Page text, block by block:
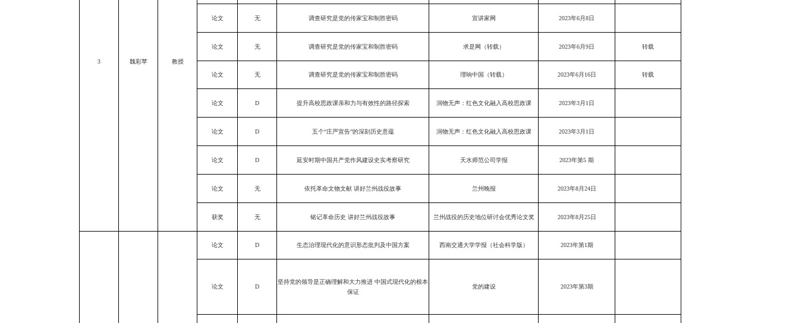
3 魏彩苹 教授
论文 无 调查研究是党的传家宝和制胜密码 宣讲家网 2023年6月8日
论文 无 调查研究是党的传家宝和制胜密码 求是网（转载） 2023年6月9日 转载
论文 无 调查研究是党的传家宝和制胜密码 理响中国（转载） 2023年6月16日 转载
论文 D 提升高校思政课亲和力与有效性的路径探索 润物无声：红色文化融入高校思政课 2023年3月1日
论文 D 五个“庄严宣告”的深刻历史意蕴 润物无声：红色文化融入高校思政课 2023年3月1日
论文 D 延安时期中国共产党作风建设史实考察研究 天水师范公司学报 2023年第5 期
论文 无 依托革命文物文献 讲好兰州战役故事 兰州晚报 2023年8月24日
获奖 无 铭记革命历史 讲好兰州战役故事 兰州战役的历史地位研讨会优秀论文奖 2023年8月25日
论文 D 生态治理现代化的意识形态批判及中国方案 西南交通大学学报（社会科学版） 2023年第1期
论文 D
坚持党的领导是正确理解和大力推进 中国式现代化的根本
保证
党的建设 2023年第3期